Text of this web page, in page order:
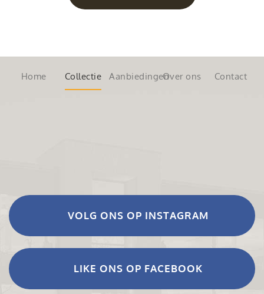
Home Collectie AanbiedingenOver ons Contact
VOLG ONS OP INSTAGRAM
LIKE ONS OP FACEBOOK